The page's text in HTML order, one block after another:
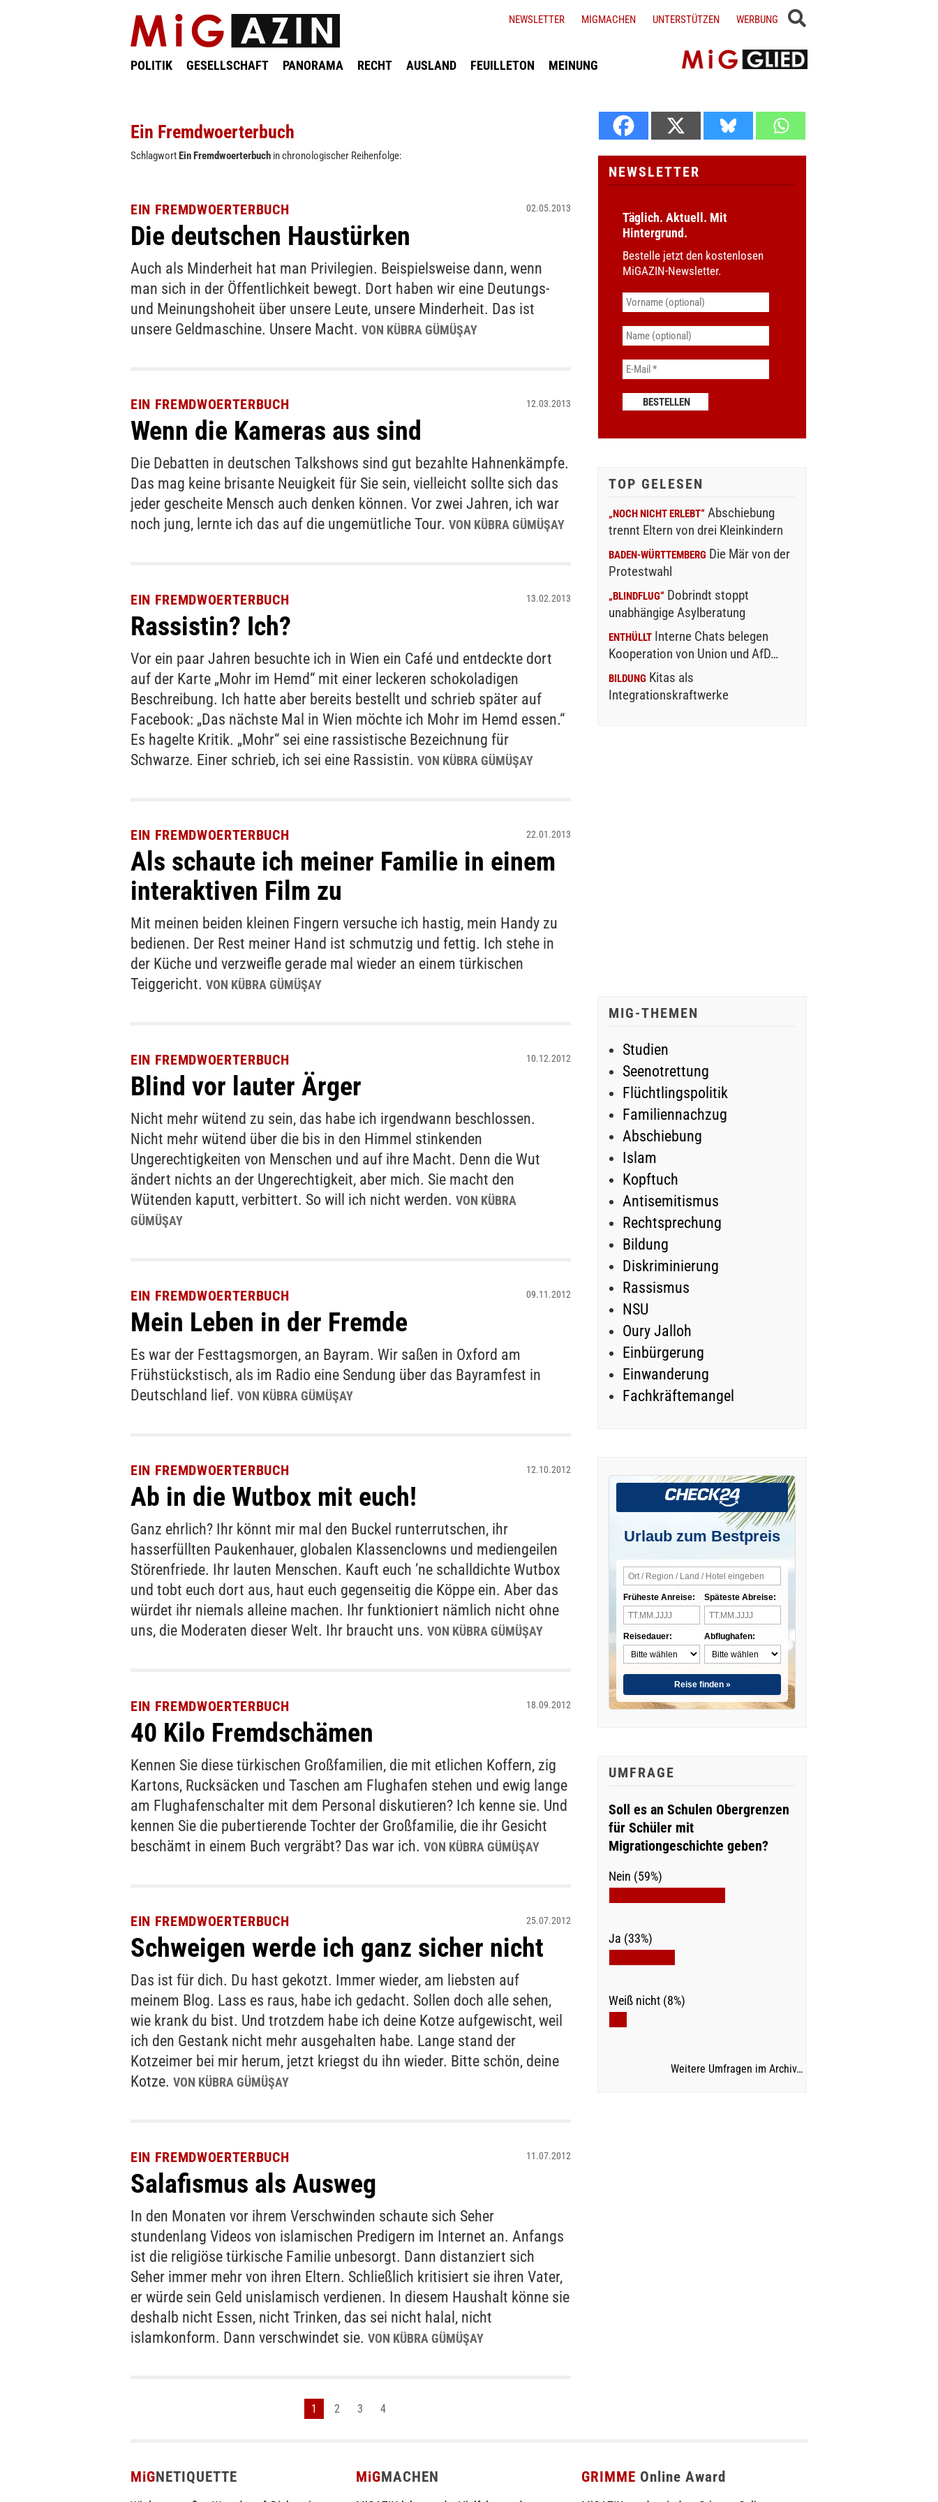
POLITIK GESELLSCHAFT PANORAMA RECHT AUSLAND FEUILLETON MEINUNG
NEWSLETTER MIGMACHEN UNTERSTÜTZEN WERBUNG
Ein Fremdwoerterbuch
SchlagwortEin Fremdwoerterbuch in chronologischer Reihenfolge:
EIN FREMDWOERTERBUCH
Die deutschen Haustürken
02.05.2013
Auch als Minderheit hat man Privilegien. Beispielsweise dann, wenn
man sich in der Öffentlichkeit bewegt. Dort haben wir eine Deutungs-
und Meinungshoheit über unsere Leute, unsere Minderheit. Das ist
unsere Geldmaschine. Unsere Macht. VON KÜBRA GÜMÜŞAY
EIN FREMDWOERTERBUCH
Wenn die Kameras aus sind
12.03.2013
Die Debatten in deutschen Talkshows sind gut bezahlte Hahnenkämpfe.
Das mag keine brisante Neuigkeit für Sie sein, vielleicht sollte sich das
jeder gescheite Mensch auch denken können. Vor zwei Jahren, ich war
noch jung, lernte ich das auf die ungemütliche Tour. VON KÜBRA GÜMÜŞAY
EIN FREMDWOERTERBUCH
Rassistin? Ich?
13.02.2013
Vor ein paar Jahren besuchte ich in Wien ein Café und entdeckte dort
auf der Karte „Mohr im Hemd“ mit einer leckeren schokoladigen
Beschreibung. Ich hatte aber bereits bestellt und schrieb später auf
Facebook: „Das nächste Mal in Wien möchte ich Mohr im Hemd essen.“
Es hagelte Kritik. „Mohr“ sei eine rassistische Bezeichnung für
Schwarze. Einer schrieb, ich sei eine Rassistin. VON KÜBRA GÜMÜŞAY
EIN FREMDWOERTERBUCH
Als schaute ich meiner Familie in einem
interaktiven Film zu
22.01.2013
Mit meinen beiden kleinen Fingern versuche ich hastig, mein Handy zu
bedienen. Der Rest meiner Hand ist schmutzig und fettig. Ich stehe in
der Küche und verzweifle gerade mal wieder an einem türkischen
Teiggericht. VON KÜBRA GÜMÜŞAY
EIN FREMDWOERTERBUCH
Blind vor lauter Ärger
10.12.2012
Nicht mehr wütend zu sein, das habe ich irgendwann beschlossen.
Nicht mehr wütend über die bis in den Himmel stinkenden
Ungerechtigkeiten von Menschen und auf ihre Macht. Denn die Wut
ändert nichts an der Ungerechtigkeit, aber mich. Sie macht den
Wütenden kaputt, verbittert. So will ich nicht werden. VON KÜBRA
GÜMÜŞAY
EIN FREMDWOERTERBUCH
Mein Leben in der Fremde
09.11.2012
Es war der Festtagsmorgen, an Bayram. Wir saßen in Oxford am
Frühstückstisch, als im Radio eine Sendung über das Bayramfest in
Deutschland lief. VON KÜBRA GÜMÜŞAY
EIN FREMDWOERTERBUCH
Ab in die Wutbox mit euch!
12.10.2012
Ganz ehrlich? Ihr könnt mir mal den Buckel runterrutschen, ihr
hasserfüllten Paukenhauer, globalen Klassenclowns und mediengeilen
Störenfriede. Ihr lauten Menschen. Kauft euch ’ne schalldichte Wutbox
und tobt euch dort aus, haut euch gegenseitig die Köppe ein. Aber das
würdet ihr niemals alleine machen. Ihr funktioniert nämlich nicht ohne
uns, die Moderaten dieser Welt. Ihr braucht uns. VON KÜBRA GÜMÜŞAY
EIN FREMDWOERTERBUCH
40 Kilo Fremdschämen
18.09.2012
Kennen Sie diese türkischen Großfamilien, die mit etlichen Koffern, zig
Kartons, Rucksäcken und Taschen am Flughafen stehen und ewig lange
am Flughafenschalter mit dem Personal diskutieren? Ich kenne sie. Und
kennen Sie die pubertierende Tochter der Großfamilie, die ihr Gesicht
beschämt in einem Buch vergräbt? Das war ich. VON KÜBRA GÜMÜŞAY
EIN FREMDWOERTERBUCH
Schweigen werde ich ganz sicher nicht
25.07.2012
Das ist für dich. Du hast gekotzt. Immer wieder, am liebsten auf
meinem Blog. Lass es raus, habe ich gedacht. Sollen doch alle sehen,
wie krank du bist. Und trotzdem habe ich deine Kotze aufgewischt, weil
ich den Gestank nicht mehr ausgehalten habe. Lange stand der
Kotzeimer bei mir herum, jetzt kriegst du ihn wieder. Bitte schön, deine
Kotze. VON KÜBRA GÜMÜŞAY
EIN FREMDWOERTERBUCH
Salafismus als Ausweg
11.07.2012
In den Monaten vor ihrem Verschwinden schaute sich Seher
stundenlang Videos von islamischen Predigern im Internet an. Anfangs
ist die religiöse türkische Familie unbesorgt. Dann distanziert sich
Seher immer mehr von ihren Eltern. Schließlich kritisiert sie ihren Vater,
er würde sein Geld unislamisch verdienen. In diesem Haushalt könne sie
deshalb nicht Essen, nicht Trinken, das sei nicht halal, nicht
islamkonform. Dann verschwindet sie. VON KÜBRA GÜMÜŞAY
1 2 3 4
NEWSLETTER
Täglich. Aktuell. Mit
Hintergrund.
Bestelle jetzt den kostenlosen
MiGAZIN-Newsletter.
TOP GELESEN
„NOCH NICHT ERLEBT“ Abschiebung
trennt Eltern von drei Kleinkindern
BADEN-WÜRTTEMBERG Die Mär von der
Protestwahl
„BLINDFLUG“ Dobrindt stoppt
unabhängige Asylberatung
ENTHÜLLT Interne Chats belegen
Kooperation von Union und AfD…
BILDUNG Kitas als
Integrationskraftwerke
MIG-THEMEN
Studien
Seenotrettung
Flüchtlingspolitik
Familiennachzug
Abschiebung
Islam
Kopftuch
Antisemitismus
Rechtsprechung
Bildung
Diskriminierung
Rassismus
NSU
Oury Jalloh
Einbürgerung
Einwanderung
Fachkräftemangel
Urlaub zum Bestpreis
Früheste Anreise:
Reisedauer:
Späteste Abreise:
Abflughafen:
Reise finden »
UMFRAGE
Soll es an Schulen Obergrenzen
für Schüler mit
Migrationgeschichte geben?
Nein (59%)
Ja (33%)
Weiß nicht (8%)
Weitere Umfragen im Archiv…
MiGNETIQUETTE MiGMACHEN GRIMME Online Award